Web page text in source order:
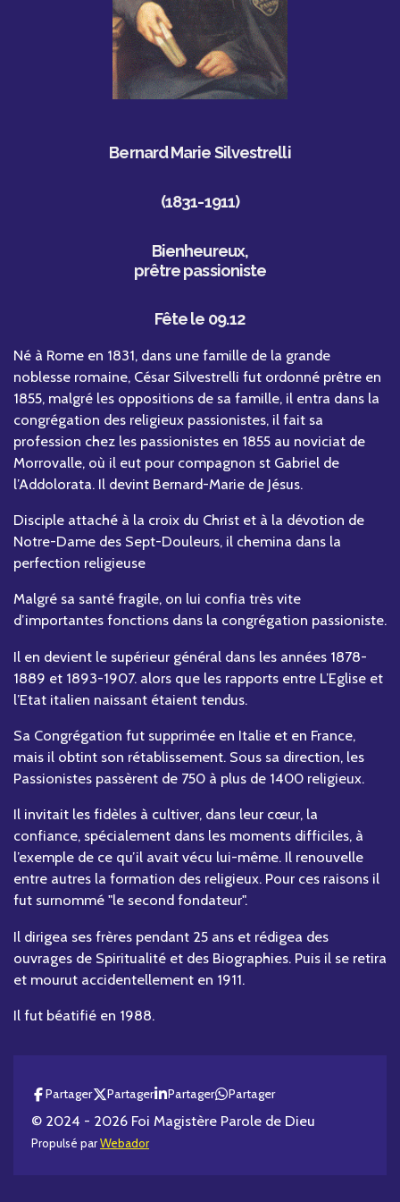
Bernard Marie Silvestrelli
(1831-1911)
Bienheureux,
prêtre passioniste
Fête le 09.12
Né à Rome en 1831, dans une famille de la grande
noblesse romaine, César Silvestrelli fut ordonné prêtre en
1855, malgré les oppositions de sa famille, il entra dans la
congrégation des religieux passionistes, il fait sa
profession chez les passionistes en 1855 au noviciat de
Morrovalle, où il eut pour compagnon st Gabriel de
l’Addolorata. Il devint Bernard-Marie de Jésus.
Disciple attaché à la croix du Christ et à la dévotion de
Notre-Dame des Sept-Douleurs, il chemina dans la
perfection religieuse
Malgré sa santé fragile, on lui confia très vite
d’importantes fonctions dans la congrégation passioniste.
Il en devient le supérieur général dans les années 1878-
1889 et 1893-1907. alors que les rapports entre L’Eglise et
l’Etat italien naissant étaient tendus.
Sa Congrégation fut supprimée en Italie et en France,
mais il obtint son rétablissement. Sous sa direction, les
Passionistes passèrent de 750 à plus de 1400 religieux.
Il invitait les fidèles à cultiver, dans leur cœur, la
confiance, spécialement dans les moments difficiles, à
l’exemple de ce qu’il avait vécu lui-même. Il renouvelle
entre autres la formation des religieux. Pour ces raisons il
fut surnommé "le second fondateur".
Il dirigea ses frères pendant 25 ans et rédigea des
ouvrages de Spiritualité et des Biographies. Puis il se retira
et mourut accidentellement en 1911.
Il fut béatifié en 1988.
Partager Partager Partager Partager
© 2024 - 2026 Foi Magistère Parole de Dieu
Propulsé parWebador